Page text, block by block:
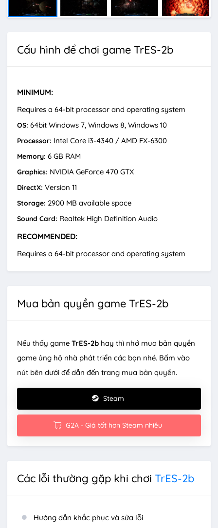
Cấu hình để chơi game TrES-2b
MINIMUM:
Requires a 64-bit processor and operating system
OS: 64bit Windows 7, Windows 8, Windows 10
Processor: Intel Core i3-4340 / AMD FX-6300
Memory: 6 GB RAM
Graphics: NVIDIA GeForce 470 GTX
DirectX: Version 11
Storage: 2900 MB available space
Sound Card: Realtek High Definition Audio
RECOMMENDED:
Requires a 64-bit processor and operating system
Mua bản quyền game TrES-2b
Nếu thấy game TrES-2b hay thì nhớ mua bản quyền
game ủng hộ nhà phát triển các bạn nhé. Bấm vào
nút bên dưới để dẫn đến trang mua bản quyền.
Steam
G2A - Giá tốt hơn Steam nhiều
Các lỗi thường gặp khi chơi TrES-2b
Hướng dẫn khắc phục và sửa lỗi